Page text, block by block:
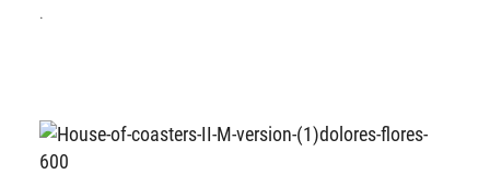
.